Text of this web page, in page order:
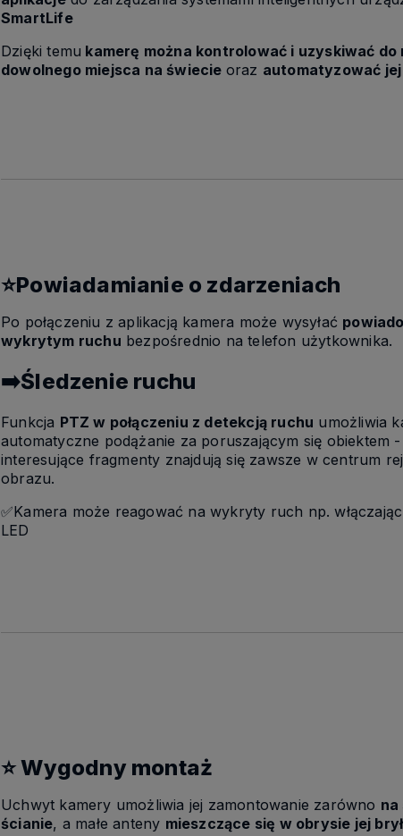
SmartLife
Dzięki temu kamerę można kontrolować i uzyskiwać do
dowolnego miejsca na świecie oraz automatyzować
⭐Powiadamianie o zdarzeniach
Po połączeniu z aplikacją kamera może wysyłać
wykrytym ruchu bezpośrednio na telefon użytkownika.
➡️Śledzenie ruchu
Funkcja PTZ w połączeniu z detekcją ruchu umożliwia
automatyczne podążanie za poruszającym się obiektem
interesujące fragmenty znajdują się zawsze w centrum
obrazu.
✅Kamera może reagować na wykryty ruch np.
LED
⭐ Wygodny montaż
Uchwyt kamery umożliwia jej zamontowanie zarówno na
ścianie, a małe anteny mieszczące się w obrysie jej